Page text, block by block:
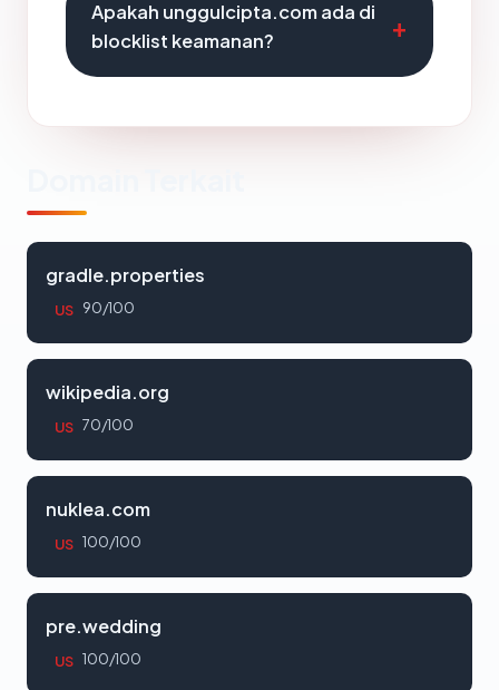
Apakah unggulcipta.com ada di
blocklist keamanan?
gradle.properties
US 90/100
wikipedia.org
US 70/100
nuklea.com
US 100/100
pre.wedding
US 100/100